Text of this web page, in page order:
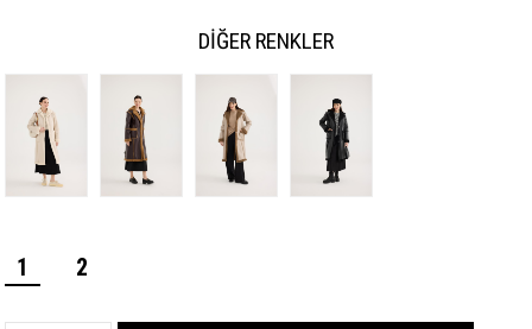
DIĞER RENKLER
1 2